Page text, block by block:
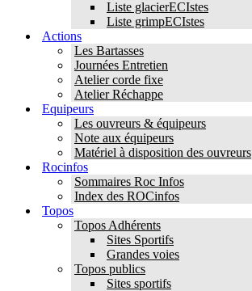
Liste glacierECIstes
Liste grimpECIstes
Actions
Les Bartasses
Journées Entretien
Atelier corde fixe
Atelier Réchappe
Equipeurs
Les ouvreurs & équipeurs
Note aux équipeurs
Matériel à disposition des ouvreurs
Rocinfos
Sommaires Roc Infos
Index des ROCinfos
Topos
Topos Adhérents
Sites Sportifs
Grandes voies
Topos publics
Sites sportifs